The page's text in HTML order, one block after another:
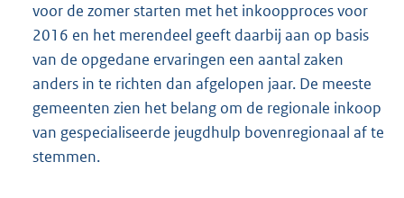
voor de zomer starten met het inkoopproces voor
2016 en het merendeel geeft daarbij aan op basis
van de opgedane ervaringen een aantal zaken
anders in te richten dan afgelopen jaar. De meeste
gemeenten zien het belang om de regionale inkoop
van gespecialiseerde jeugdhulp bovenregionaal af te
stemmen.